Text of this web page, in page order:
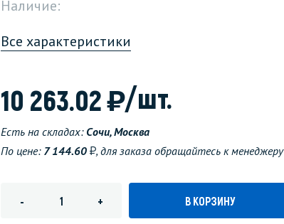
Наличие:
Все характеристики
10 263.02)/шт.
Есть на складах: Сочи, Москва
По цене: 7 144.60 у, для заказа обращайтесь к менеджеру
- + В КОРЗИНУ